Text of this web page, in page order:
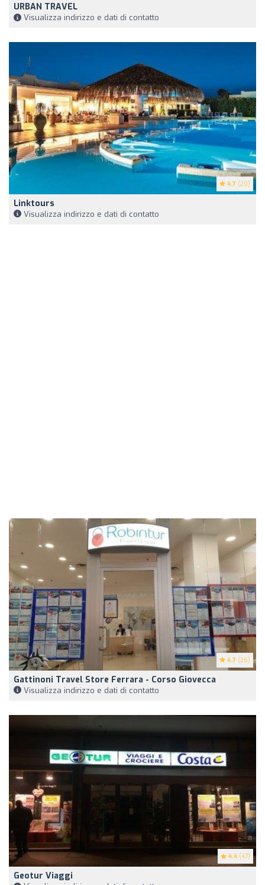
URBAN TRAVEL
Visualizza indirizzo e dati di contatto
4.7 (20)
Linktours
Visualizza indirizzo e dati di contatto
4.7 (26)
Gattinoni Travel Store Ferrara - Corso Giovecca
Visualizza indirizzo e dati di contatto
4.4 (47)
Geotur Viaggi